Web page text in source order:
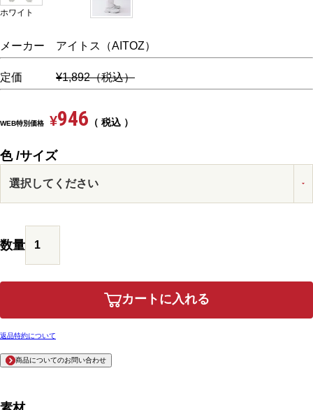
ホワイト
メーカー アイトス（AITOZ）
定価 ¥1,892（税込）
WEB特別価格 ¥946 税込
色 サイズ
カートに入れる
返品特約について
商品についてのお問い合わせ